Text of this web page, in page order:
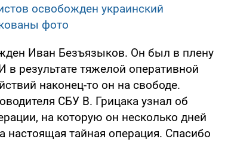
освобожден украинский
фото
Иван Безъязыков. Он был в плену
в результате тяжелой оперативной
наконец-то он на свободе.
СБУ В. Грицака узнал об
на которую он несколько дней
настоящая тайная операция. Спасибо